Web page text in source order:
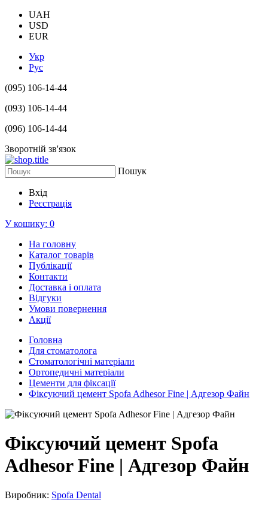
UAH
USD
EUR
Укр
Рус
(095) 106-14-44
(093) 106-14-44
(096) 106-14-44
Зворотній зв'язок
Пошук
Вхід
Реєстрація
У кошику: 0
На головну
Каталог товарів
Публікації
Контакти
Доставка і оплата
Відгуки
Умови повернення
Акції
Головна
Для стоматолога
Стоматологічні матеріали
Ортопедичні матеріали
Цементи для фіксації
Фіксуючий цемент Spofa Adhesor Fine | Адгезор Файн
Фіксуючий цемент Spofa
Adhesor Fine | Адгезор Файн
Виробник: Spofa Dental